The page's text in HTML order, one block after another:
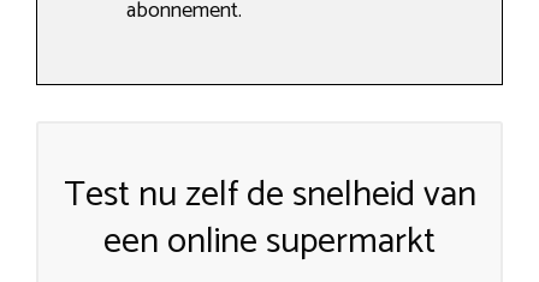
abonnement.
Test nu zelf de snelheid van
een online supermarkt